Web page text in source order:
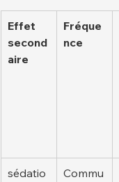
Effet
second
aire
Fréque
nce
sédatio
Commu